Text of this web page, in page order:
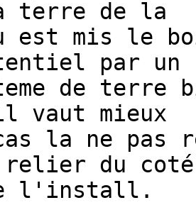
terre de la
est mis le
par un
de
vaut mieux
la ne
relier du
l'install.